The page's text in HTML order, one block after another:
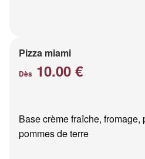
Pizza miami
Dès 10.00 €
Base crème fraîche, fromage,
pommes de terre